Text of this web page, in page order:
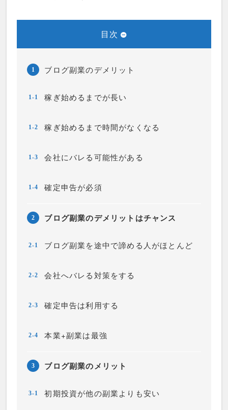
目次
1 ブログ副業のデメリット
1-1 稼ぎ始めるまでが長い
1-2 稼ぎ始めるまで時間がなくなる
1-3 会社にバレる可能性がある
1-4 確定申告が必須
2 ブログ副業のデメリットはチャンス
2-1 ブログ副業を途中で諦める人がほとんど
2-2 会社へバレる対策をする
2-3 確定申告は利用する
2-4 本業+副業は最強
3 ブログ副業のメリット
3-1 初期投資が他の副業よりも安い